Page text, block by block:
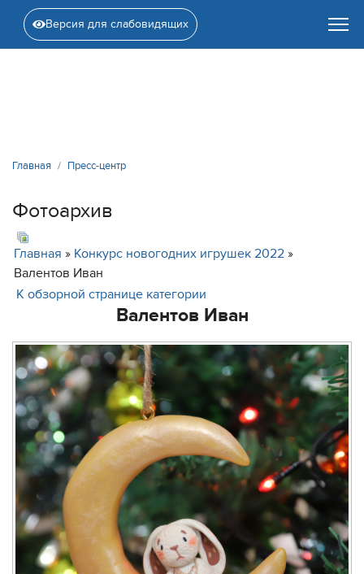
Версия для слабовидящих
Главная Пресс-центр
Фотоархив
Главная » Конкурс новогодних игрушек 2022 »
Валентов Иван
К обзорной странице категории
Валентов Иван